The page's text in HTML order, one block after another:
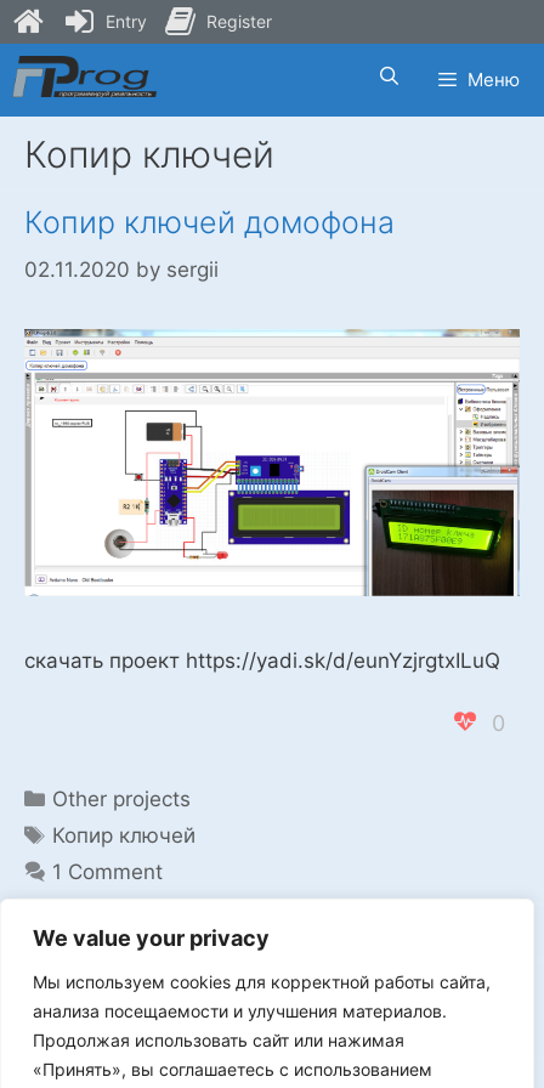
We value your privacy
Мы используем cookies для корректной работы сайта,
анализа посещаемости и улучшения материалов.
Продолжая использовать сайт или нажимая
«Принять», вы соглашаетесь с использованием
Skip
to
content
Меню
Копир ключей
Копир ключей домофона
02.11.2020 by sergii
скачать проект https://yadi.sk/d/eunYzjrgtxILuQ
0
Categories
Other projects
Tags
Копир ключей
1 Comment
Мы в VK
Entry Register